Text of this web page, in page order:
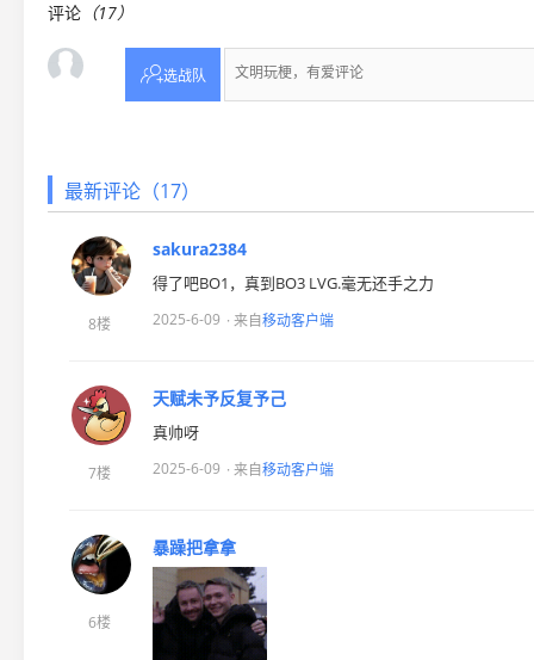
评论 （17）
选战队
最新评论（17）
8楼
sakura2384
得了吧BO1，真到BO3 LVG.毫无还手之力
2025-6-09 · 来自移动客户端
7楼
天赋未予反复予己
真帅呀
2025-6-09 · 来自移动客户端
6楼
暴躁把拿拿